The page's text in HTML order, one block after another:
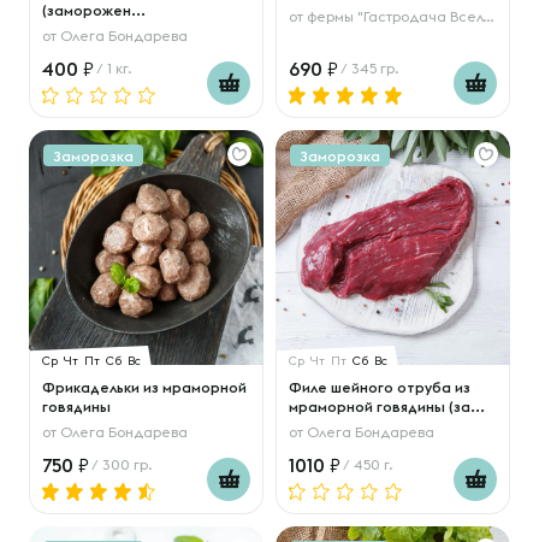
(заморожен...
от Олега Бондарева
400 / 1 кг.
от фермы "Гастродача Вселуг"
690 / 345 гр.
Заморозка
Ср Чт Пт Сб Вс
Фрикадельки из мраморной
говядины
от Олега Бондарева
750 / 300 гр.
Заморозка
Ср Чт Пт Сб Вс
Филе шейного отруба из
мраморной говядины (за...
от Олега Бондарева
1010 / 450 г.